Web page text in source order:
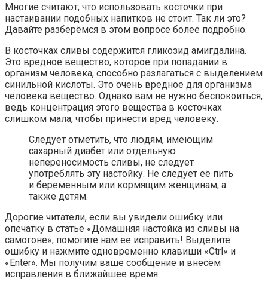
Многие считают, что использовать косточки при
настаивании подобных напитков не стоит. Так ли это?
Давайте разберёмся в этом вопросе более подробно.
В косточках сливы содержится гликозид амигдалина.
Это вредное вещество, которое при попадании в
организм человека, способно разлагаться с выделением
синильной кислоты. Это очень вредное для организма
человека вещество. Однако вам не нужно беспокоиться,
ведь концентрация этого вещества в косточках
слишком мала, чтобы принести вред человеку.
Следует отметить, что людям, имеющим
сахарный диабет или отдельную
непереносимость сливы, не следует
употреблять эту настойку. Не следует её пить
и беременным или кормящим женщинам, а
также детям.
Дорогие читатели, если вы увидели ошибку или
опечатку в статье «Домашняя настойка из сливы на
самогоне», помогите нам ее исправить! Выделите
ошибку и нажмите одновременно клавиши «Ctrl» и
«Enter». Мы получим ваше сообщение и внесём
исправления в ближайшее время.